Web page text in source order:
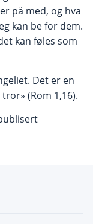
på med, og hva
kan be for dem.
kan føles som
Det er en
(Rom 1,16).